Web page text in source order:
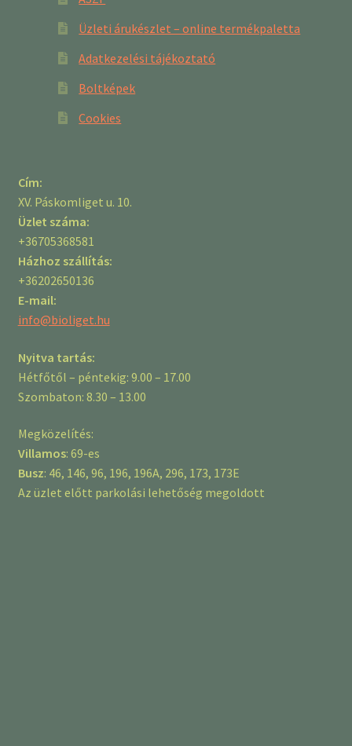
Üzleti árukészlet – online termékpaletta
Adatkezelési tájékoztató
Boltképek
Cookies
Cím:
XV. Páskomliget u. 10.
Üzlet száma:
+36705368581
Házhoz szállítás:
+36202650136
E-mail:
info@bioliget.hu
Nyitva tartás:
Hétfőtől – péntekig: 9.00 – 17.00
Szombaton: 8.30 – 13.00
Megközelítés:
Villamos: 69-es
Busz: 46, 146, 96, 196, 196A, 296, 173, 173E
Az üzlet előtt parkolási lehetőség megoldott